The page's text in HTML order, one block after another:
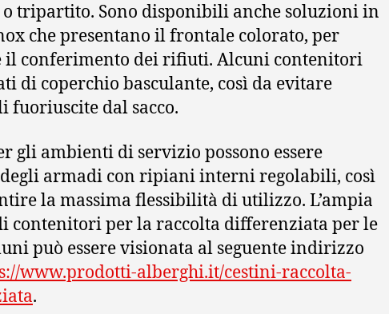
tripartito. Sono disponibili anche soluzioni in
che presentano il frontale colorato, per
conferimento dei rifiuti. Alcuni contenitori
di coperchio basculante, così da evitare
fuoriuscite dal sacco.
gli ambienti di servizio possono essere
armadi con ripiani interni regolabili, così
la massima flessibilità di utilizzo. L’ampia
contenitori per la raccolta differenziata per le
può essere visionata al seguente indirizzo
www.prodotti-alberghi.it/cestini-raccolta-
.